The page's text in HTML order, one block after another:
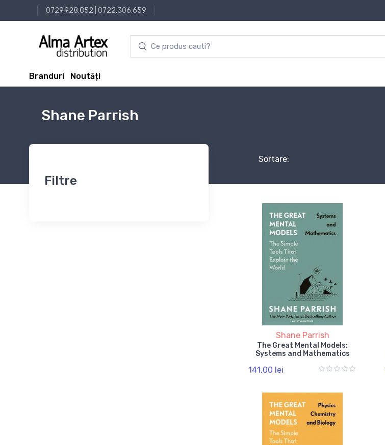
0729.928.852 0722.306.659
Branduri Noutăți
Shane Parrish
Filtre
Sortare:
Shane Parrish
The Great Mental Models:
Systems and Mathematics
141,00 lei